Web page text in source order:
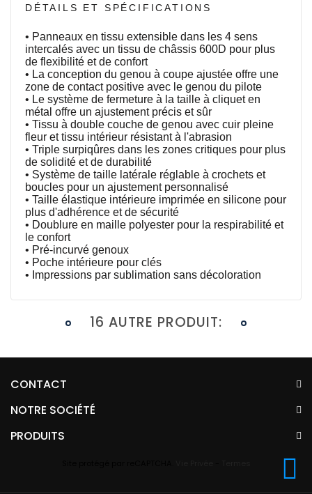
DÉTAILS ET SPÉCIFICATIONS
• Panneaux en tissu extensible dans les 4 sens
intercalés avec un tissu de châssis 600D pour plus
de flexibilité et de confort
• La conception du genou à coupe ajustée offre une
zone de contact positive avec le genou du pilote
• Le système de fermeture à la taille à cliquet en
métal offre un ajustement précis et sûr
• Tissu à double couche de genou avec cuir pleine
fleur et tissu intérieur résistant à l'abrasion
• Triple surpiqûres dans les zones critiques pour plus
de solidité et de durabilité
• Système de taille latérale réglable à crochets et
boucles pour un ajustement personnalisé
• Taille élastique intérieure imprimée en silicone pour
plus d'adhérence et de sécurité
• Doublure en maille polyester pour la respirabilité et
le confort
• Pré-incurvé genoux
• Poche intérieure pour clés
• Impressions par sublimation sans décoloration
16 AUTRE PRODUIT:
CONTACT
NOTRE SOCIÉTÉ
PRODUITS